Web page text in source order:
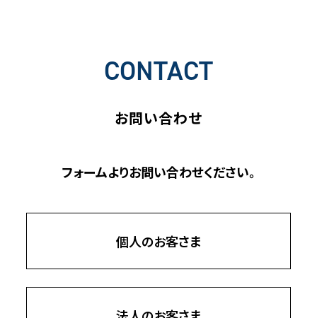
CONTACT
お問い合わせ
フォームよりお問い合わせください。
個人のお客さま